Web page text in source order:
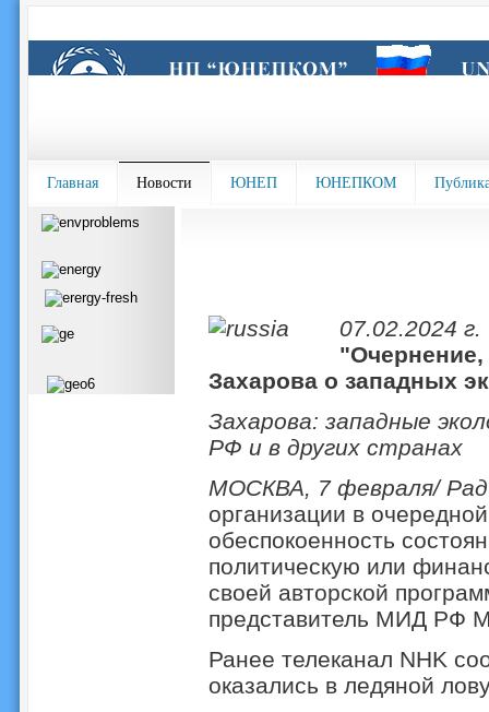
Главная Новости ЮНЕП ЮНЕПКОМ
07.02.2024 г.
"Очернение,
Захарова о западных
Захарова: западные
РФ и в других странах
МОСКВА, 7 февраля/
организации в
обеспокоенность
политическую или
своей авторской
представитель МИД РФ
Ранее телеканал NHK
оказались в ледяной